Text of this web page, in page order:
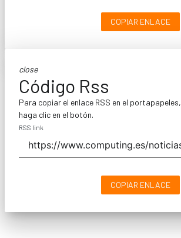
COPIAR ENLACE
close
Código Rss
Para copiar el enlace RSS en el portapapeles,
haga clic en el botón.
RSS link
COPIAR ENLACE